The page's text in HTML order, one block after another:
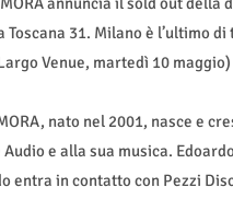
Toscana 31. Milano è l’ultimo
Venue, martedì 10
nato nel 2001, nasce e
e alla sua musica.
entra in contatto con Pezzi